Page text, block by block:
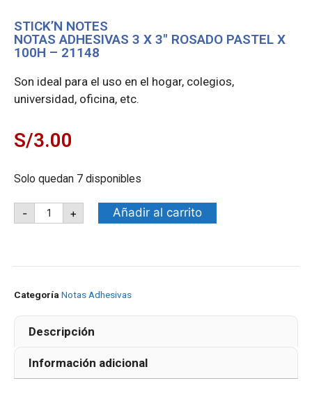
STICK’N NOTES
NOTAS ADHESIVAS 3 X 3″ ROSADO PASTEL X
100H – 21148
Son ideal para el uso en el hogar, colegios,
universidad, oficina, etc.
S/3.00
Solo quedan 7 disponibles
- + Añadir al carrito
Categoría Notas Adhesivas
Descripción
Información adicional